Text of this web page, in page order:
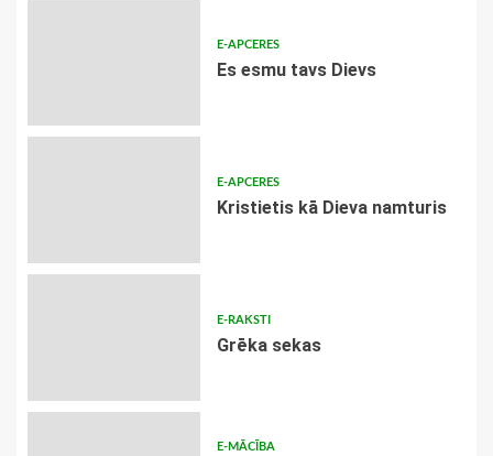
E-APCERES
Es esmu tavs Dievs
E-APCERES
Kristietis kā Dieva namturis
E-RAKSTI
Grēka sekas
E-MĀCĪBA